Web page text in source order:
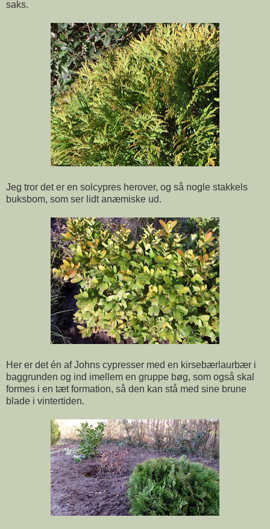
saks.
Jeg tror det er en solcypres herover, og så nogle stakkels
buksbom, som ser lidt anæmiske ud.
Her er det én af Johns cypresser med en kirsebærlaurbær i
baggrunden og ind imellem en gruppe bøg, som også skal
formes i en tæt formation, så den kan stå med sine brune
blade i vintertiden.